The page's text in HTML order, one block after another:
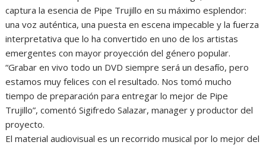
captura la esencia de Pipe Trujillo en su máximo esplendor:
una voz auténtica, una puesta en escena impecable y la fuerza
interpretativa que lo ha convertido en uno de los artistas
emergentes con mayor proyección del género popular.
“Grabar en vivo todo un DVD siempre será un desafío, pero
estamos muy felices con el resultado. Nos tomó mucho
tiempo de preparación para entregar lo mejor de Pipe
Trujillo”, comentó Sigifredo Salazar, manager y productor del
proyecto.
El material audiovisual es un recorrido musical por lo mejor del